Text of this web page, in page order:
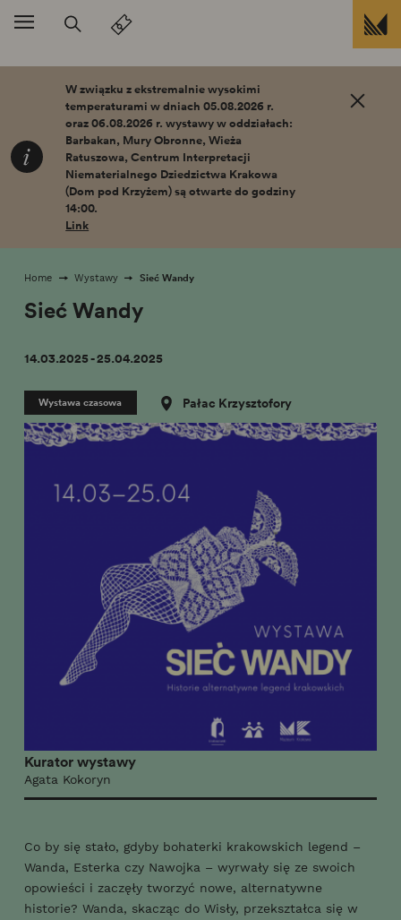
Przejdź do treści
W związku z ekstremalnie wysokimi
temperaturami w dniach 05.08.2026 r.
oraz 06.08.2026 r. wystawy w oddziałach:
Barbakan, Mury Obronne, Wieża
Ratuszowa, Centrum Interpretacji
Niematerialnego Dziedzictwa Krakowa
(Dom pod Krzyżem) są otwarte do godziny
14:00.
Link
Home Wystawy Sieć Wandy
Sieć Wandy
14.03.2025 - 25.04.2025
Wystawa czasowa Pałac Krzysztofory
Kurator wystawy
Agata Kokoryn
Co by się stało, gdyby bohaterki krakowskich legend –
Wanda, Esterka czy Nawojka – wyrwały się ze swoich
opowieści i zaczęły tworzyć nowe, alternatywne
historie? Wanda, skacząc do Wisły, przekształca się w